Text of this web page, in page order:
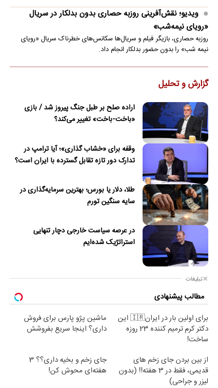
ویدیو؛ نقش‌آفرینی روزبه حصاری بدون بدلکار در سریال
«رویای نیمه‌شب»
روزبه حصاری، بازیگر فیلم و سریال‌ها سکانس‌های خطرناک سریال «رویای
نیمه شب» را بدون حضور بدلکار انجام داد.
گزارش و تحلیل
اراده صلح بر طبل جنگ پیروز شد / بازی
«باخت-باخت» تغییر می‌کند؟
وقفه برای «خشاب گذاری»؛ آیا ترامپ در
تدارک دور تازه تقابل گسترده با ایران است؟
طلا، دلار یا بورس؛ بهترین سرمایه‌گذاری در
سایه سنگین تورم
در عرصه سیاست خارجی دچار تنهایی
استراتژیک شده‌ایم
تبلیغات
مطالب پیشنهادی
برای اولین بار در ایران🇮🇷 این
دکتر کرم ترمیم کننده 23 روزه
ساخت!
ماشین پژو پارس برای فروش
داری؟ اینجا سریع بفروشش
از بین بردن جای زخم های
قدیمی، فقط در 3 هفته!! (بدون
لیزر و جراحی)
جای زخم و بخیه داری؟؟ 3
هفته‌ای محوش کن!